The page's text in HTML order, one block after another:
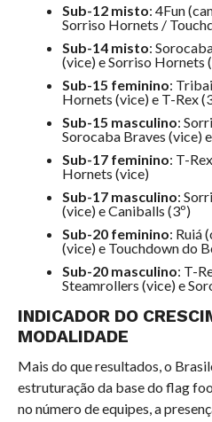
Sub-12 misto: 4Fun
Sorriso Hornets /
Sub-14 misto:
(vice) e Sorriso Hornets
Sub-15 feminino:
Hornets (vice) e T-Rex
Sub-15 masculino:
Sorocaba Braves (vice)
Sub-17 feminino: T-
Hornets (vice)
Sub-17 masculino:
(vice) e Caniballs (3º)
Sub-20 feminino: Ruiá
(vice) e Touchdown do
Sub-20 masculino: T-
Steamrollers (vice) e
INDICADOR DO
MODALIDADE
Mais do que resultados, o
estruturação da base do flag
no número de equipes, a